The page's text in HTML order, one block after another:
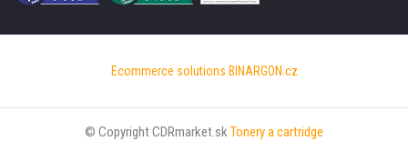
Ecommerce solutions BINARGON.cz
© Copyright CDRmarket.sk Tonery a cartridge